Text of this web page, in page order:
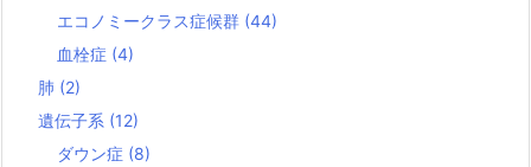
エコノミークラス症候群 (44)
血栓症 (4)
肺 (2)
遺伝子系 (12)
ダウン症 (8)